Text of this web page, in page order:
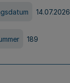
14.07.2026
189